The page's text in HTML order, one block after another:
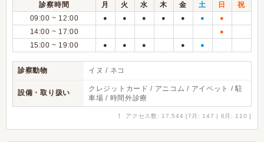
診察時間 月 火 水 木 金 土 日
祝
09:00 ~ 12:00
● ● ● ● ● ● ●
14:00 ~ 17:00 ●
15:00 ~ 19:00 ● ● ● ● ●
診察動物 イヌ / ネコ
設備・取り扱い
クレジットカード / アニコム / アイペット / 駐
車場 / 時間外診療
↑ アクセス数: 17,544 [7月: 147 | 6月: 110 ]